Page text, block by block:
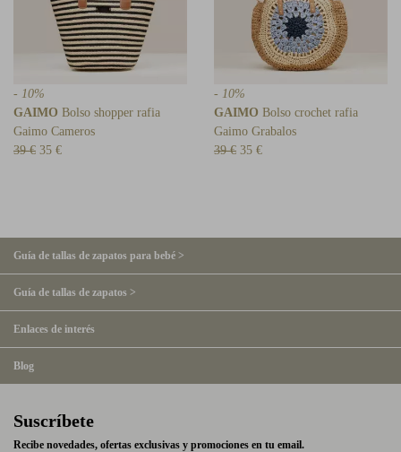
- 10%
GAIMO Bolso shopper rafia
Gaimo Cameros
39 € 35 €
- 10%
GAIMO Bolso crochet rafia
Gaimo Grabalos
39 € 35 €
Guía de tallas de zapatos para bebé >
Guía de tallas de zapatos >
Enlaces de interés
Blog
Suscríbete
Recibe novedades, ofertas exclusivas y promociones en tu email.